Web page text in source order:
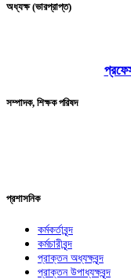
অধ্যক্ষ (ভারপ্রাপ্ত)
সম্পাদক, শিক্ষক পরিষদ
প্রশাসনিক
কর্মকর্তাবৃন্দ
কর্মচারীবৃন্দ
প্রাক্তন অধ্যক্ষবৃন্দ
প্রাক্তন উপাধ্যক্ষবৃন্দ